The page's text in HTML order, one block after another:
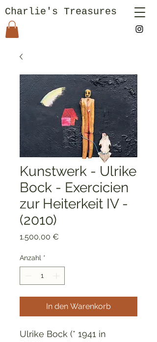
Charlie's Treasures
Kunstwerk - Ulrike
Bock - Exercicien
zur Heiterkeit IV -
(2010)
1.500,00 €
Anzahl *
In den Warenkorb
Ulrike Bock (* 1941 in